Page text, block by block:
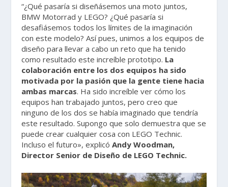
“¿Qué pasaría si diseñásemos una moto juntos,
BMW Motorrad y LEGO? ¿Qué pasaría si
desafiásemos todos los límites de la imaginación
con este modelo? Así pues, unimos a los equipos de
diseño para llevar a cabo un reto que ha tenido
como resultado este increíble prototipo. La
colaboración entre los dos equipos ha sido
motivada por la pasión que la gente tiene hacia
ambas marcas. Ha sido increíble ver cómo los
equipos han trabajado juntos, pero creo que
ninguno de los dos se había imaginado que tendría
este resultado. Supongo que solo demuestra que se
puede crear cualquier cosa con LEGO Technic.
Incluso el futuro», explicóAndy Woodman,
Director Senior de Diseño de LEGO Technic.